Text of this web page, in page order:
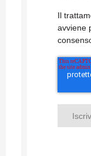
Il
avviene